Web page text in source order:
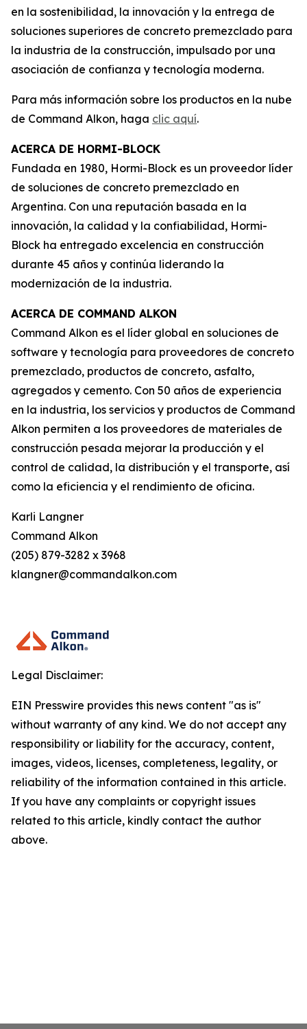
en la sostenibilidad, la innovación y la entrega de
soluciones superiores de concreto premezclado para
la industria de la construcción, impulsado por una
asociación de confianza y tecnología moderna.
Para más información sobre los productos en la nube
de Command Alkon, haga clic aquí.
ACERCA DE HORMI-BLOCK
Fundada en 1980, Hormi-Block es un proveedor líder
de soluciones de concreto premezclado en
Argentina. Con una reputación basada en la
innovación, la calidad y la confiabilidad, Hormi-
Block ha entregado excelencia en construcción
durante 45 años y continúa liderando la
modernización de la industria.
ACERCA DE COMMAND ALKON
Command Alkon es el líder global en soluciones de
software y tecnología para proveedores de concreto
premezclado, productos de concreto, asfalto,
agregados y cemento. Con 50 años de experiencia
en la industria, los servicios y productos de Command
Alkon permiten a los proveedores de materiales de
construcción pesada mejorar la producción y el
control de calidad, la distribución y el transporte, así
como la eficiencia y el rendimiento de oficina.
Karli Langner
Command Alkon
(205) 879-3282 x 3968
klangner@commandalkon.com
Legal Disclaimer:
EIN Presswire provides this news content "as is"
without warranty of any kind. We do not accept any
responsibility or liability for the accuracy, content,
images, videos, licenses, completeness, legality, or
reliability of the information contained in this article.
If you have any complaints or copyright issues
related to this article, kindly contact the author
above.